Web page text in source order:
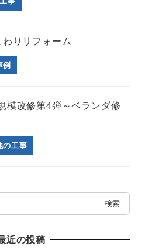
りリフォーム
例
改修第4弾～ベランダ修
の工事
検索
近の投稿